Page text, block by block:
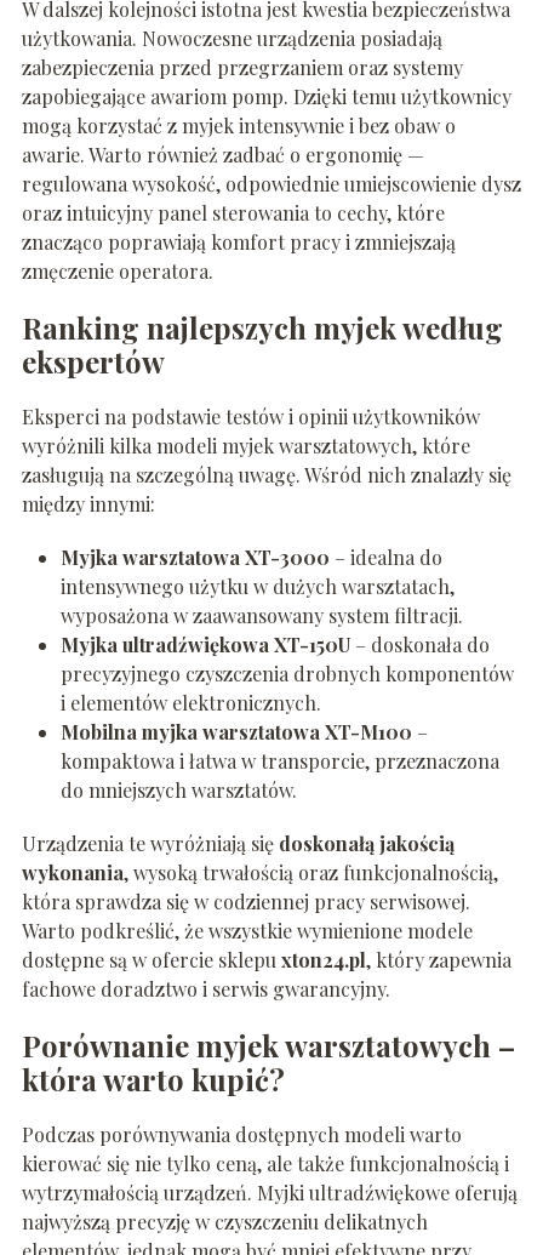
W dalszej kolejności istotna jest kwestia bezpieczeństwa
użytkowania. Nowoczesne urządzenia posiadają
zabezpieczenia przed przegrzaniem oraz systemy
zapobiegające awariom pomp. Dzięki temu użytkownicy
mogą korzystać z myjek intensywnie i bez obaw o
awarie. Warto również zadbać o ergonomię —
regulowana wysokość, odpowiednie umiejscowienie dysz
oraz intuicyjny panel sterowania to cechy, które
znacząco poprawiają komfort pracy i zmniejszają
zmęczenie operatora.
Ranking najlepszych myjek według
ekspertów
Eksperci na podstawie testów i opinii użytkowników
wyróżnili kilka modeli myjek warsztatowych, które
zasługują na szczególną uwagę. Wśród nich znalazły się
między innymi:
Myjka warsztatowa XT-3000 – idealna do
intensywnego użytku w dużych warsztatach,
wyposażona w zaawansowany system filtracji.
Myjka ultradźwiękowa XT-150U– doskonała do
precyzyjnego czyszczenia drobnych komponentów
i elementów elektronicznych.
Mobilna myjka warsztatowa XT-M100 –
kompaktowa i łatwa w transporcie, przeznaczona
do mniejszych warsztatów.
Urządzenia te wyróżniają się doskonałą jakością
wykonania, wysoką trwałością oraz funkcjonalnością,
która sprawdza się w codziennej pracy serwisowej.
Warto podkreślić, że wszystkie wymienione modele
dostępne są w ofercie sklepuxton24.pl, który zapewnia
fachowe doradztwo i serwis gwarancyjny.
Porównanie myjek warsztatowych –
która warto kupić?
Podczas porównywania dostępnych modeli warto
kierować się nie tylko ceną, ale także funkcjonalnością i
wytrzymałością urządzeń. Myjki ultradźwiękowe oferują
najwyższą precyzję w czyszczeniu delikatnych